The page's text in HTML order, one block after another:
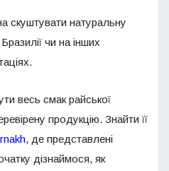
скуштувати натуральну
чи на інших
весь смак райської
продукцію. Знайти її
, де представлені
дізнаймося, як